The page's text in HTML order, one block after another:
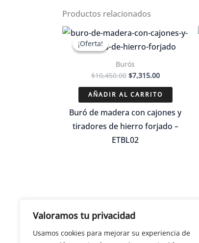
Valoramos tu privacidad
Usamos cookies para mejorar su experiencia de
Productos relacionados
¡Oferta!
¡Oferta!
Burós
$10,450.00 El
original
era:
$10,450.00.
$7,315.00El
actual
es:
$7,315.00.
AÑADIR AL CARRITO
Buró de madera con cajones y
tiradores de hierro forjado –
ETBL02